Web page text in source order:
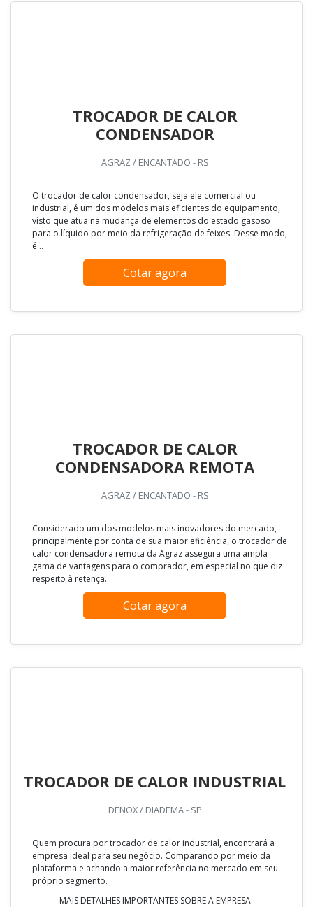
TROCADOR DE CALOR
CONDENSADOR
AGRAZ / ENCANTADO - RS
O trocador de calor condensador, seja ele comercial ou
industrial, é um dos modelos mais eficientes do equipamento,
visto que atua na mudança de elementos do estado gasoso
para o líquido por meio da refrigeração de feixes. Desse modo,
é...
Cotar agora
TROCADOR DE CALOR
CONDENSADORA REMOTA
AGRAZ / ENCANTADO - RS
Considerado um dos modelos mais inovadores do mercado,
principalmente por conta de sua maior eficiência, o trocador de
calor condensadora remota da Agraz assegura uma ampla
gama de vantagens para o comprador, em especial no que diz
respeito à retençã...
Cotar agora
TROCADOR DE CALOR INDUSTRIAL
DENOX / DIADEMA - SP
Quem procura por trocador de calor industrial, encontrará a
empresa ideal para seu negócio. Comparando por meio da
plataforma e achando a maior referência no mercado em seu
próprio segmento.
MAIS DETALHES IMPORTANTES SOBRE A EMPRESA